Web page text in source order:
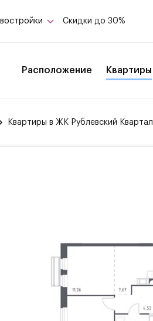
Скидки до 30%
Расположение Квартиры
Квартиры в ЖК Рублевский Квартал